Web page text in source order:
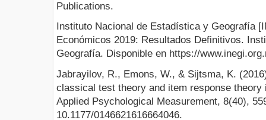
Publications.
Instituto Nacional de Estadística y Geografía
Económicos 2019: Resultados Definitivos.
Geografía. Disponible en https://
Jabrayilov, R., Emons, W., & Sijtsma, K.
classical test theory and item response
Applied Psychological Measurement, 8(40),
10.1177/0146621616664046.